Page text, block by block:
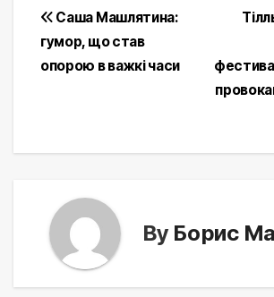
Post
navigation
Саша Машлятина:
гумор, що став
опорою в важкі часи
By Борис